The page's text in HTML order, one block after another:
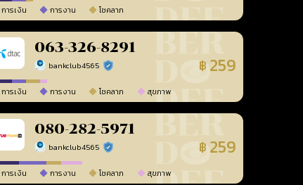
การเงิน การงาน โชคลาภ
063-326-8291
bankclub4565 ร้านยืนยันแล้ว ฿ 259
การเงิน การงาน โชคลาภ สุขภาพ
080-282-5971
bankclub4565 ร้านยืนยันแล้ว ฿ 259
การเงิน การงาน โชคลาภ สุขภาพ